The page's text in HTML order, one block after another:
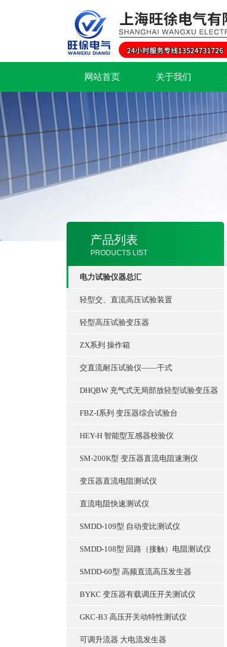
网站首页 关于我们
产品列表
PRODUCTS LIST
电力试验仪器总汇
轻型交、直流高压试验装置
轻型高压试验变压器
ZX系列 操作箱
交直流耐压试验仪——干式
DHQBW 充气式无局部放轻型试验变压器
FBZ-I系列 变压器综合试验台
HEY-H 智能型互感器校验仪
SM-200K型 变压器直流电阻速测仪
变压器直流电阻测试仪
直流电阻快速测试仪
SMDD-109型 自动变比测试仪
SMDD-108型 回路（接触）电阻测试仪
SMDD-60型 高频直流高压发生器
BYKC 变压器有载调压开关测试仪
GKC-B3 高压开关动特性测试仪
可调升流器 大电流发生器